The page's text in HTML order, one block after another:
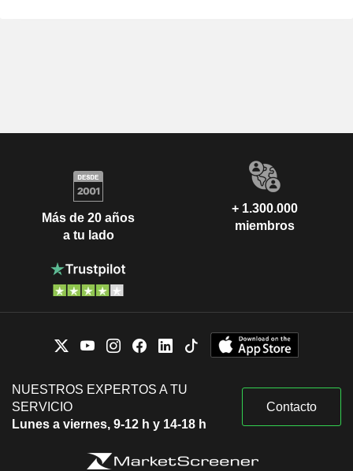
Más de 20 años
a tu lado
+ 1.300.000
miembros
NUESTROS EXPERTOS A TU
SERVICIO
Lunes a viernes, 9-12 h y 14-18 h
Contacto